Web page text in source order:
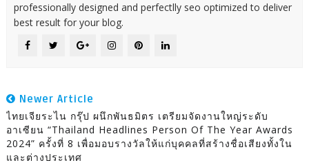
professionally designed and perfectlly seo optimized to deliver
best result for your blog.
Newer Article
ไทยเจียระไน กรุ๊ป ผนึกพันธมิตร เตรียมจัดงานใหญ่ระดับ
อาเซียน “Thailand Headlines Person Of The Year Awards
2024” ครั้งที่ 8 เพื่อมอบรางวัลให้แก่บุคคลที่สร้างชื่อเสียงทั้งใน
และต่างประเทศ